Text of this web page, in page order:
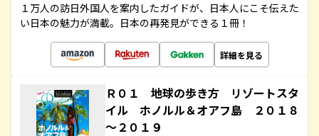
１万人の訪日外国人を案内したガイドが、日本人にこそ伝えた
い日本の魅力が満載。日本の再発見ができる１冊！
詳細を見る
Ｒ０１ 地球の歩き方 リゾートスタ
イル ホノルル＆オアフ島 ２０１８
～２０１９